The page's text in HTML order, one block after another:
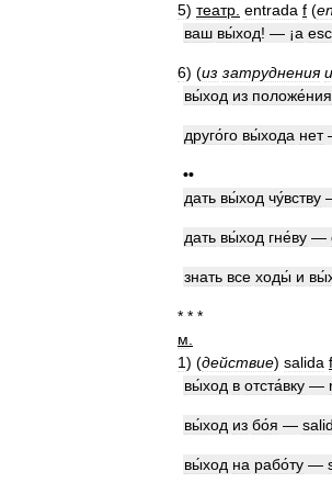
5) театр entrada f (
ваш вы́ход! — ¡a
6) (из затруднения и
вы́ход из положе́ния
друго́го вы́хода нет
••
дать вы́ход чу́вству
дать вы́ход гне́ву —
знать все ходы́ и
* * *
м
1) (действие) salida f
вы́ход в отста́вку —
вы́ход из бо́я —
вы́ход на рабо́ту —